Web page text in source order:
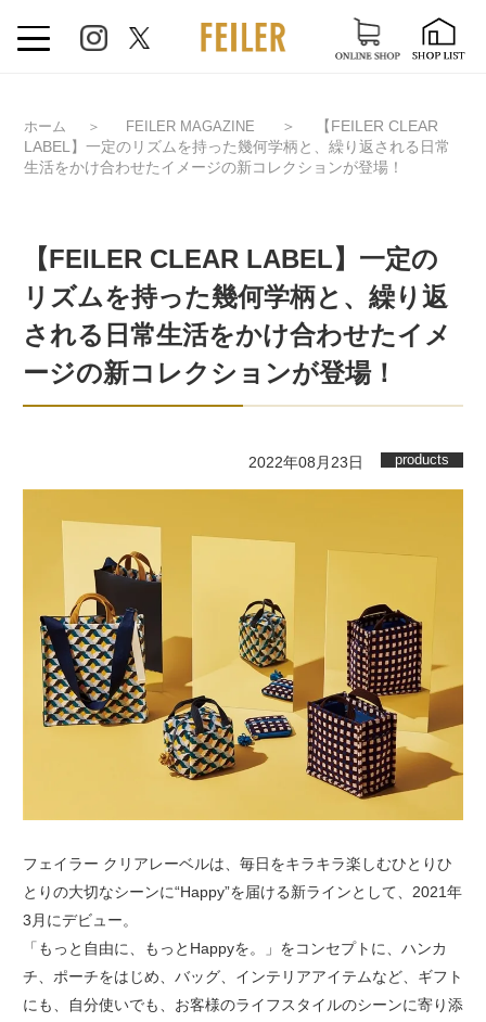
ホーム ＞ FEILER MAGAZINE ＞
【FEILER CLEAR
LABEL】一定のリズムを持った幾何学柄と、繰り返される日常
生活をかけ合わせたイメージの新コレクションが登場！
【FEILER CLEAR LABEL】一定の
リズムを持った幾何学柄と、繰り返
される日常生活をかけ合わせたイメ
ージの新コレクションが登場！
2022年08月23日 products
フェイラー クリアレーベルは、毎日をキラキラ楽しむひとりひ
とりの大切なシーンに“Happy”を届ける新ラインとして、2021年
3月にデビュー。
「もっと自由に、もっとHappyを。」をコンセプトに、ハンカ
チ、ポーチをはじめ、バッグ、インテリアアイテムなど、ギフト
にも、自分使いでも、お客様のライフスタイルのシーンに寄り添